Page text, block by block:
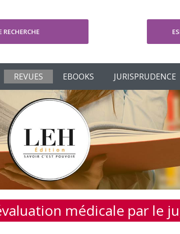
REVUES EBOOKS JURISPRUDENCE
médicale par le